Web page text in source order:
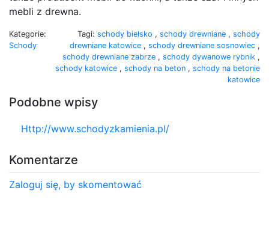
mebli z drewna.
Kategorie:
Schody
Tagi: schody bielsko , schody drewniane , schody
drewniane katowice , schody drewniane sosnowiec ,
schody drewniane zabrze , schody dywanowe rybnik ,
schody katowice , schody na beton , schody na betonie
katowice
Podobne wpisy
Http://www.schodyzkamienia.pl/
Komentarze
Zaloguj się, by skomentować